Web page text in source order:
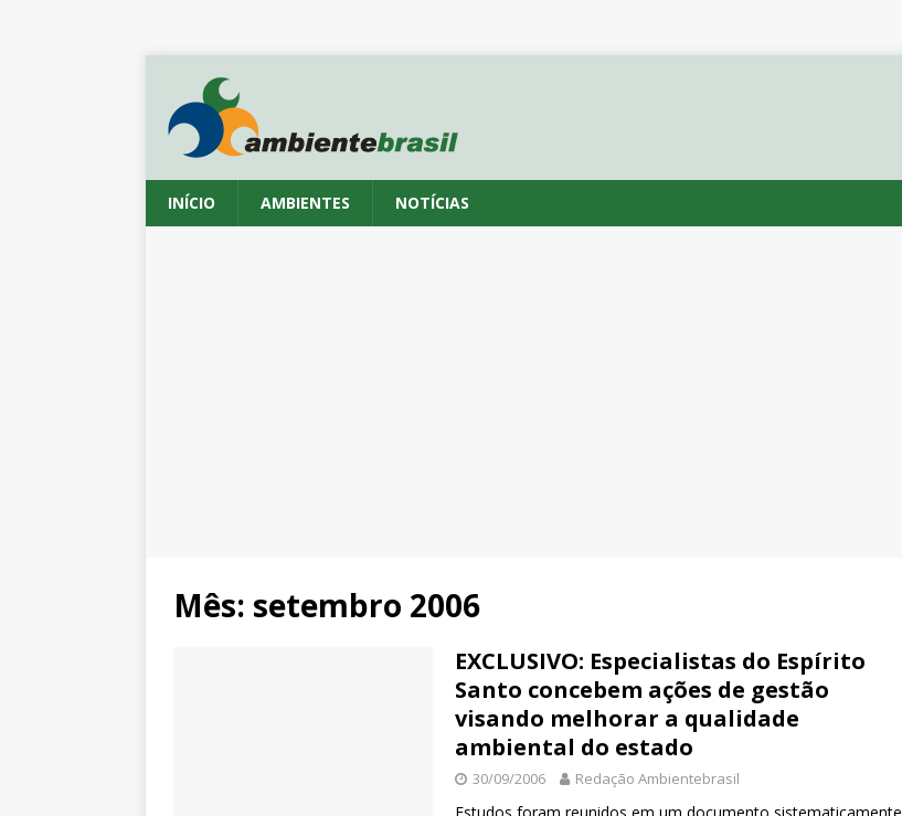
INÍCIO AMBIENTES NOTÍCIAS
Mês: setembro 2006
EXCLUSIVO: Especialistas do Espírito
Santo concebem ações de gestão
visando melhorar a qualidade
ambiental do estado
30/09/2006 Redação Ambientebrasil